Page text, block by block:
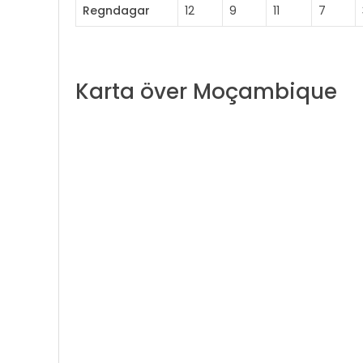
Regndagar
12 9 11 7
Karta över Moçambique